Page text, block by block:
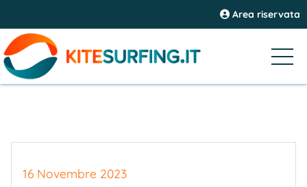
Area riservata
16 Novembre 2023